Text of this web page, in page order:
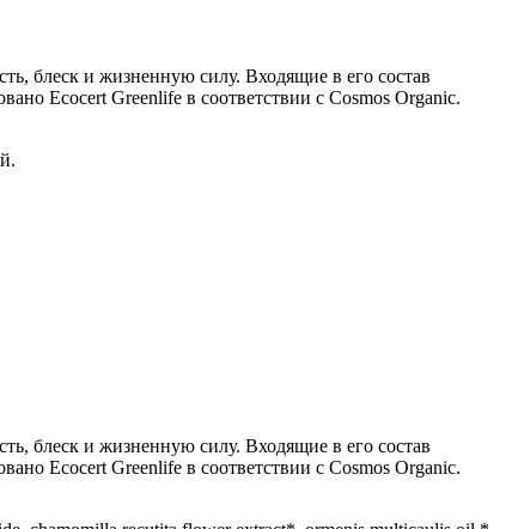
блеск и жизненную силу. Входящие в его состав
Ecocert Greenlife в соответствии с Cosmos Organic.
блеск и жизненную силу. Входящие в его состав
Ecocert Greenlife в соответствии с Cosmos Organic.